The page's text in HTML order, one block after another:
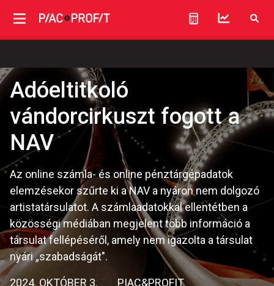
Adóeltitkoló
vándorcirkuszt fogott a
NAV
Az online számla- és online pénztárgépadatok
elemzésekor szűrte ki a NAV a nyáron nem dolgozó
artistatársulatot. A számlaadatokkal ellentétben a
közösségi médiában megjelent több információ a
társulat fellépéséről, amely nem igazolta a társulat
nyári „szabadságát".
2024. OKTÓBER 3. PIAC&PROFIT